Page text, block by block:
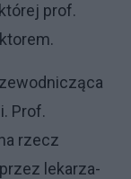
prof.
Prof.
rzecz
lekarza-